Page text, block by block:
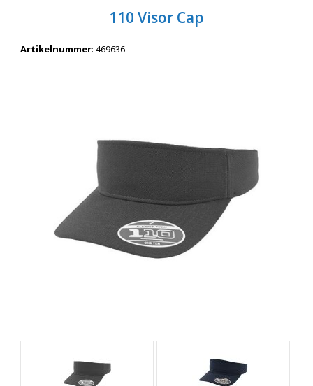
Wil je snel een advies? Bel nu 053-7920045 of 06-55731304
110 Visor Cap
Artikelnummer: 469636